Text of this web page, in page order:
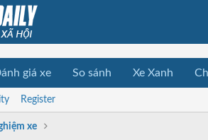
giá xe So sánh Xe Xanh
Register
xe